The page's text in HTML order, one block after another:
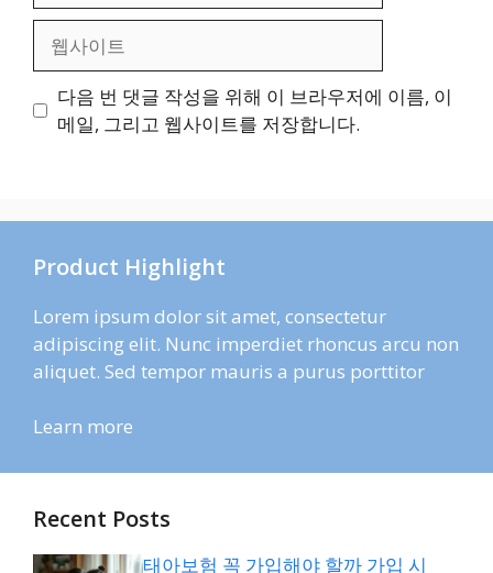
일
트
다음 번 댓글 작성을 위해 이 브라우저에 이름, 이
메일, 그리고 웹사이트를 저장합니다.
Product Highlight
Lorem ipsum dolor sit amet, consectetur
adipiscing elit. Nunc imperdiet rhoncus arcu non
aliquet. Sed tempor mauris a purus porttitor
Learn more
Recent Posts
태아보험 꼭 가입해야 할까 가입 시